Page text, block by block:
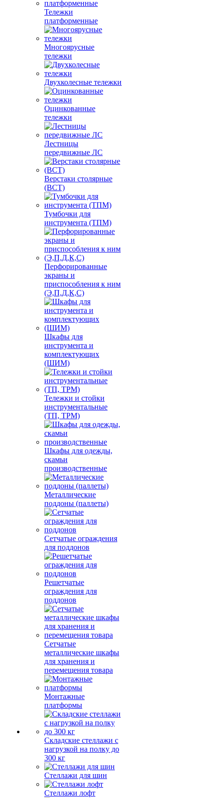
Тележки
платформенные
Многоярусные
тележки
Двухколесные тележки
Оцинкованные
тележки
Лестницы
передвижные ЛС
Верстаки столярные
(ВСТ)
Тумбочки для
инструмента (ТПМ)
Перфорированные
экраны и
приспособления к ним
(Э,П,Д,К,С)
Шкафы для
инструмента и
комплектующих
(ШИМ)
Тележки и стойки
инструментальные
(ТП, ТРМ)
Шкафы для одежды,
скамьи
производственные
Металлические
поддоны (паллеты)
Сетчатые ограждения
для поддонов
Решетчатые
ограждения для
поддонов
Сетчатые
металлические шкафы
для хранения и
перемещения товара
Монтажные
платформы
Складские стеллажи с
нагрузкой на полку до
300 кг
Стеллажи для шин
Стеллажи лофт